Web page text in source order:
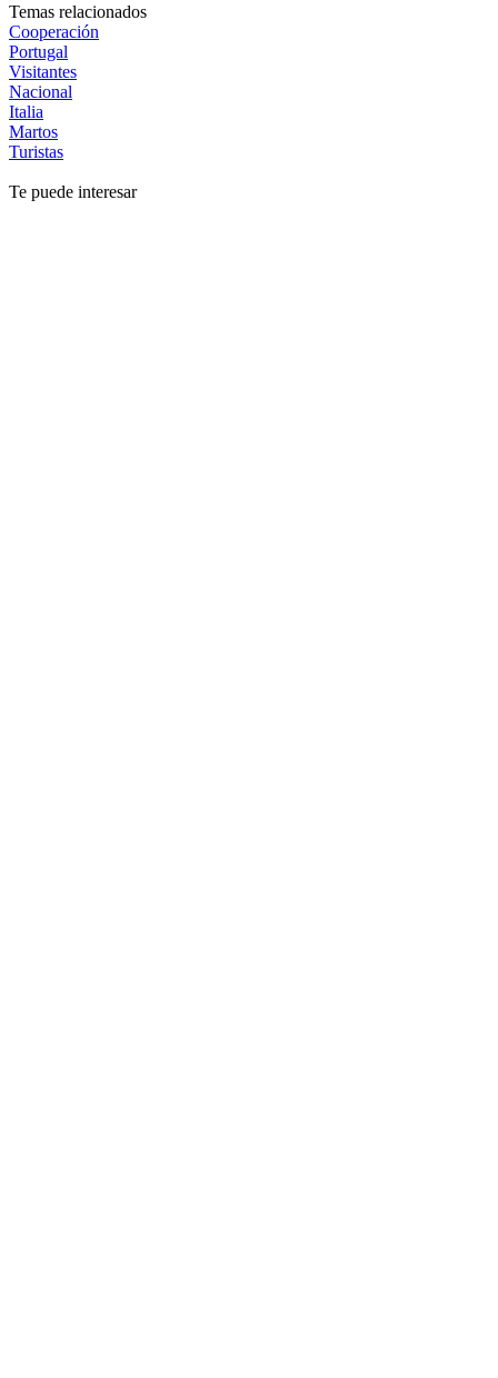
Temas relacionados
Cooperación
Portugal
Visitantes
Nacional
Italia
Martos
Turistas
Te puede interesar